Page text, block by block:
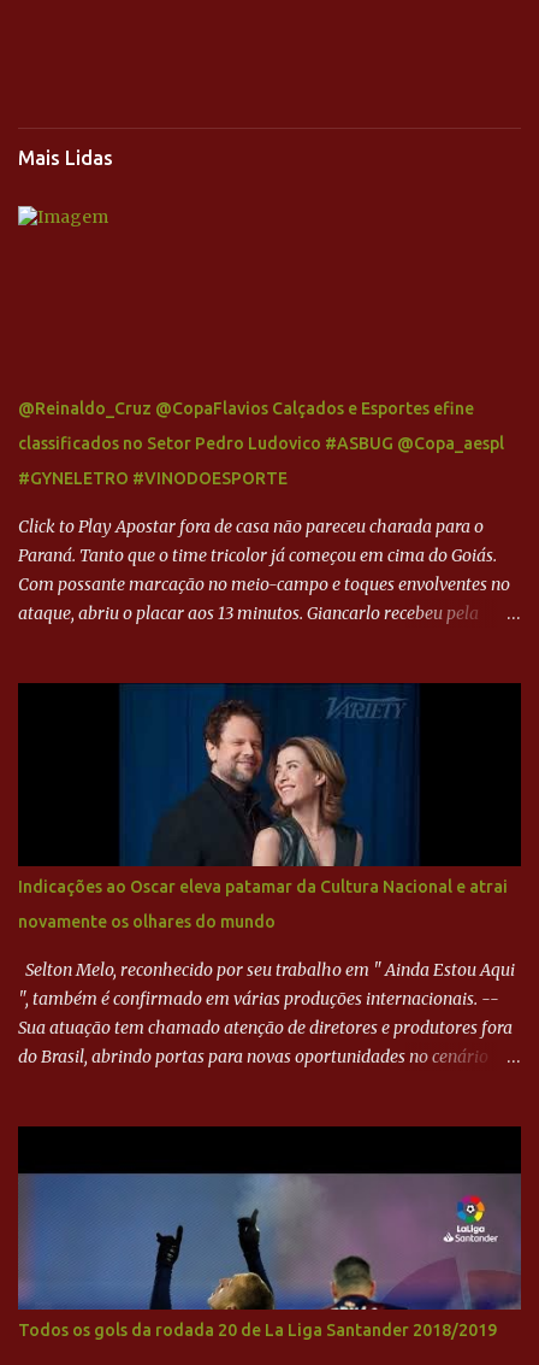
Mais Lidas
@Reinaldo_Cruz @CopaFlavios Calçados e Esportes efine
classificados no Setor Pedro Ludovico #ASBUG @Copa_aespl
#GYNELETRO #VINODOESPORTE
Click to Play Apostar fora de casa não pareceu charada para o
Paraná. Tanto que o time tricolor já começou em cima do Goiás.
Com possante marcação no meio-campo e toques envolventes no
ataque, abriu o placar aos 13 minutos. Giancarlo recebeu pela
Paraná ampliou a vantagem aos 21 minutos. Éverton Garroni
desviou cruzamento de cabeça e, mesmo de costas, incidiu o canto
direito de Harlei. O goleiro esmeraldino se esticou e até tocou na
bola, mas não o suficiente para desviar sua trajetória. O ataque do
Goiás era nulo, tanto que o Paraná seguiu em cima. Aos 32
minutos, Jefferson cabeceou e Harlei fez grande defesa. Seis
minutos depois, Wellington encheu o pé e quase surpreendeu o
goleiro rival, que novamente defendeu. No fim, Jefferson teve
outra boa chance, mas parou no goleiro. Gol para matar espera...
Indicações ao Oscar eleva patamar da Cultura Nacional e atrai
novamente os olhares do mundo
Selton Melo, reconhecido por seu trabalho em " Ainda Estou Aqui
", também é confirmado em várias produções internacionais. --
Sua atuação tem chamado atenção de diretores e produtores fora
do Brasil, abrindo portas para novas oportunidades no cenário
Todos os gols da rodada 20 de La Liga Santander 2018/2019